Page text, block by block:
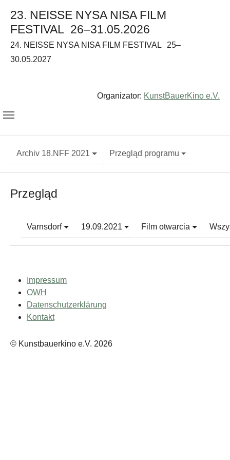
23. NEISSE NYSA NISA FILM
FESTIVAL 26–31.05.2026
24. NEISSE NYSA NISA FILM FESTIVAL
25–
30.05.2027
Organizator: KunstBauerKino e.V.
Archiv 18.NFF 2021 Przegląd programu
Przegląd
Varnsdorf 19.09.2021 Film otwarcia
Impressum
OWH
Datenschutzerklärung
Kontakt
© Kunstbauerkino e.V. 2026